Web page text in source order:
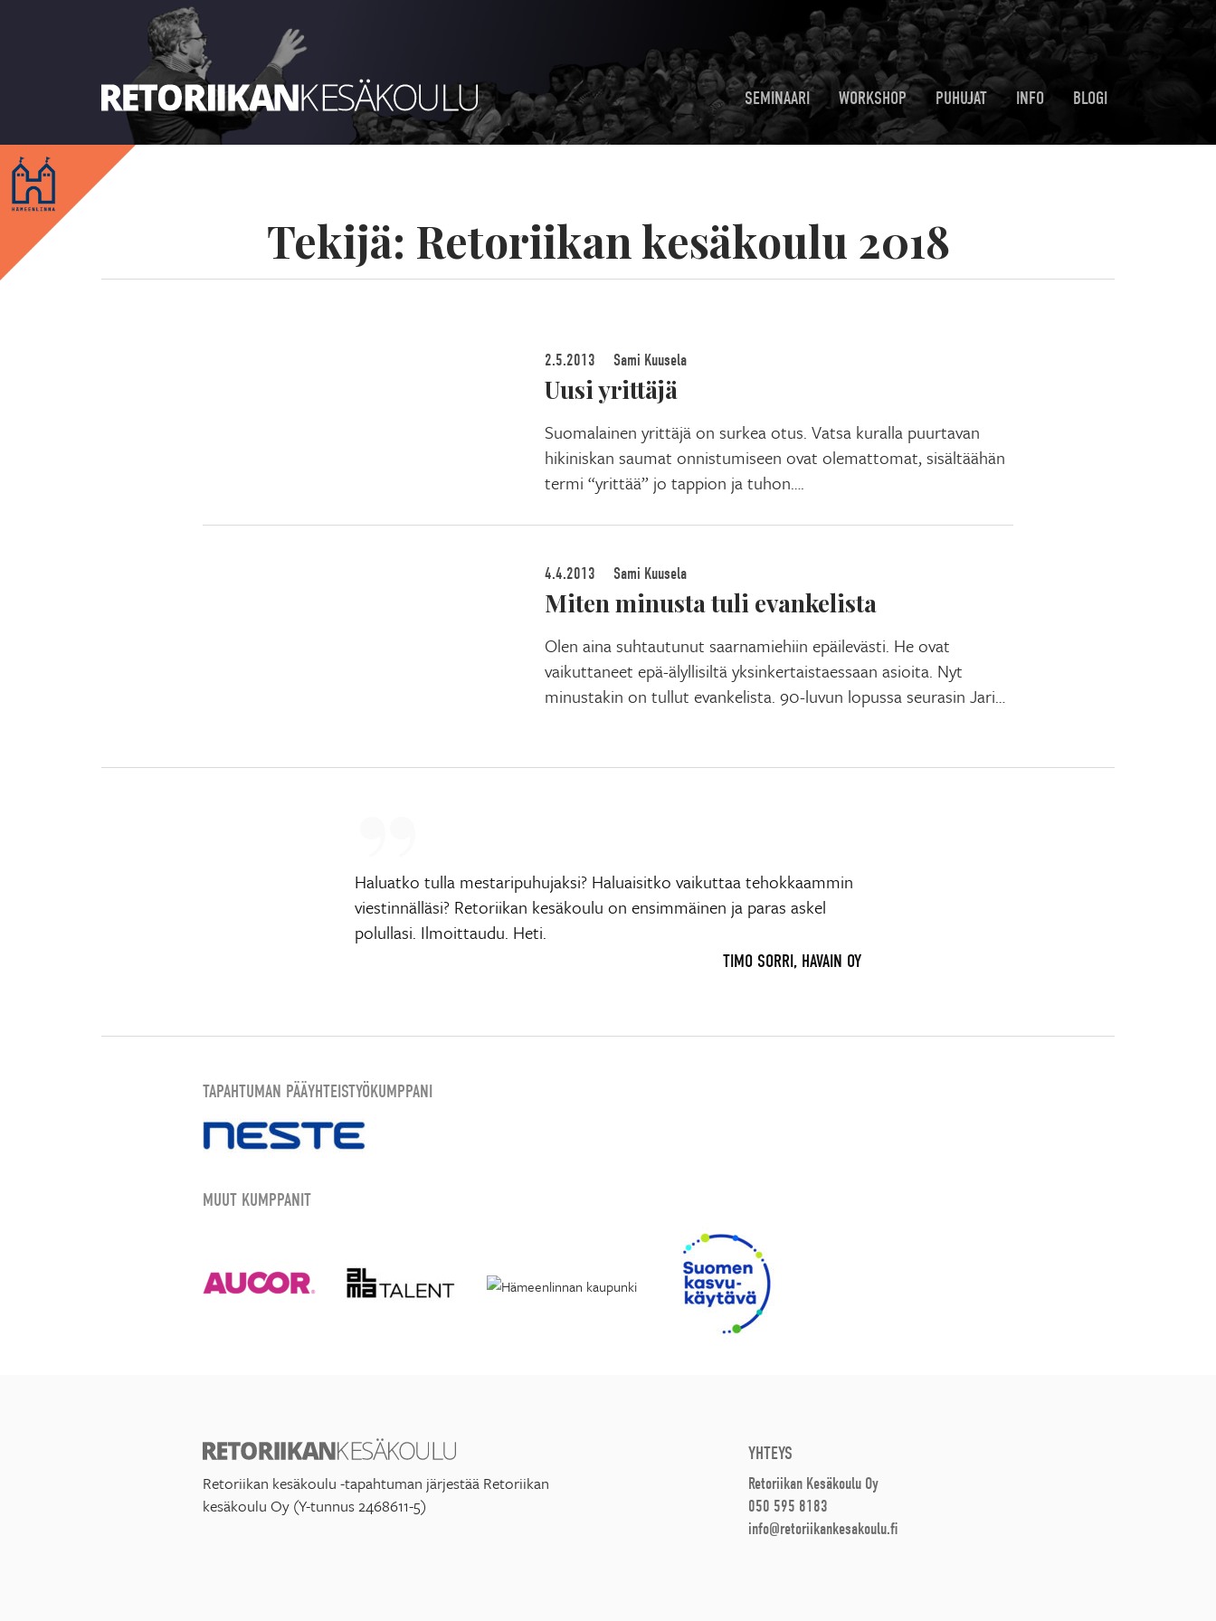
SEMINAARI WORKSHOP PUHUJAT INFO BLOGI
Tekijä: Retoriikan kesäkoulu 2018
2.5.2013 Sami Kuusela
Uusi yrittäjä
Suomalainen yrittäjä on surkea otus. Vatsa kuralla puurtavan
hikiniskan saumat onnistumiseen ovat olemattomat, sisältäähän
termi “yrittää” jo tappion ja tuhon….
4.4.2013 Sami Kuusela
Miten minusta tuli evankelista
Olen aina suhtautunut saarnamiehiin epäilevästi. He ovat
vaikuttaneet epä-älyllisiltä yksinkertaistaessaan asioita. Nyt
minustakin on tullut evankelista. 90-luvun lopussa seurasin Jari…
Haluatko tulla mestaripuhujaksi? Haluaisitko vaikuttaa tehokkaammin
viestinnälläsi? Retoriikan kesäkoulu on ensimmäinen ja paras askel
polullasi. Ilmoittaudu. Heti.
TIMO SORRI, HAVAIN OY
TAPAHTUMAN PÄÄYHTEISTYÖKUMPPANI
MUUT KUMPPANIT
Retoriikan kesäkoulu -tapahtuman järjestää Retoriikan
kesäkoulu Oy (Y-tunnus 2468611-5)
YHTEYS
Retoriikan Kesäkoulu Oy
050 595 8183
info@retoriikankesakoulu.fi